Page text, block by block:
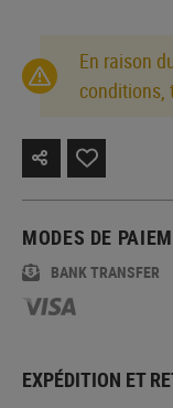
En raison
conditions,
MODES DE
BANK TRANSFER
EXPÉDITION ET